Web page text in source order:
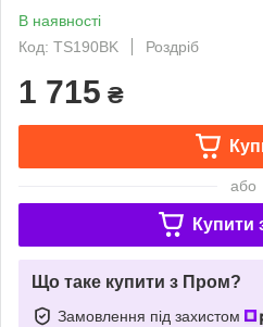
В наявності
Код: TS190BK
Роздріб
1 715 ₴
або
Купити
Що таке купити з Пром?
Замовлення під захистом